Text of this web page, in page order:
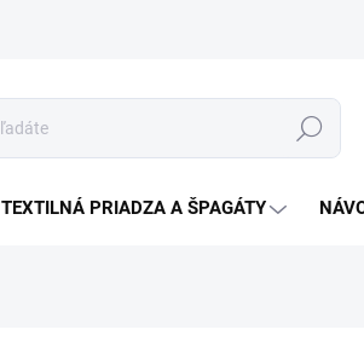
Hľadať
TEXTILNÁ PRIADZA A ŠPAGÁTY